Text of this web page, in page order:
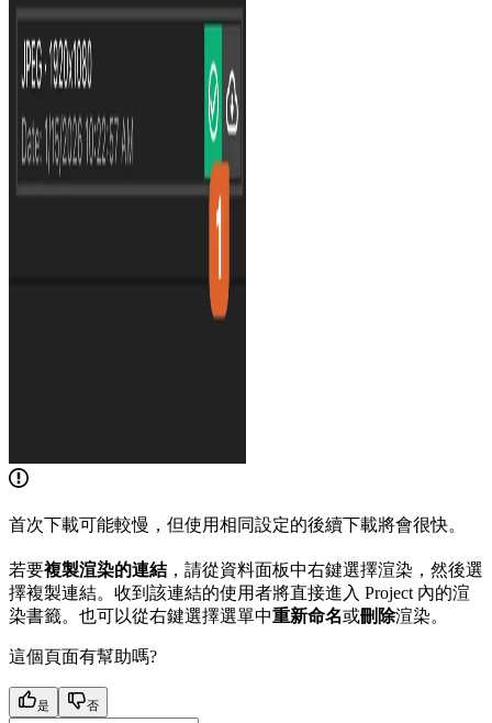
首次下載可能較慢，但使用相同設定的後續下載將會很快。
若要複製渲染的連結 ，請從資料面板中右鍵選擇渲染，然後選
擇複製連結。收到該連結的使用者將直接進入 Project 內的渲
染書籤。也可以從右鍵選擇選單中重新命名或刪除渲染。
這個頁面有幫助嗎?
是 否